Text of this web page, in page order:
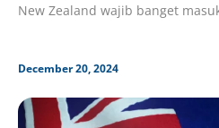
New Zealand wajib banget
December 20, 2024